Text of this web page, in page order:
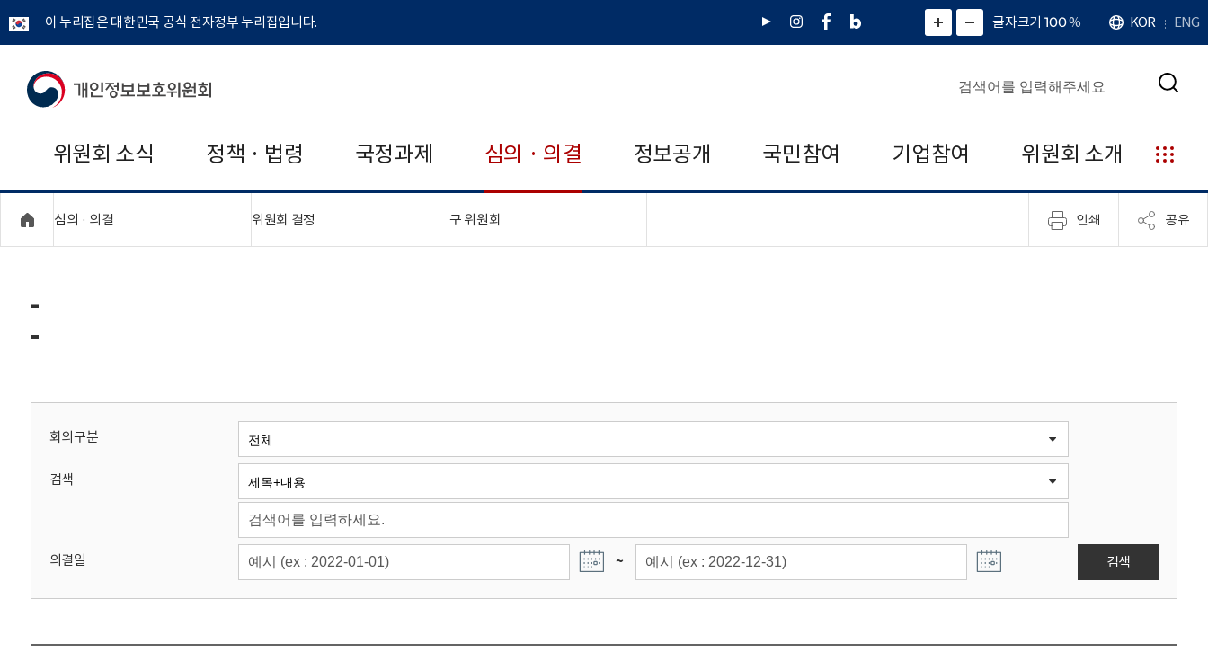
이 누리집은 대한민국 공식 전자정부 누리집입니다.
유
인
페
네
그
)
화
면
면
소
확
대
치
글자크기 100%
언
어
KOR ENG
개
보
보
위
회
통
합
검
색
검
위원회 소식 정책 · 법령 국정과제 심의 · 의결 정보공개 국민참여 기업참여 위원회 소개
누
리
집
안
심의 · 의결 위원회 결정 구 위원회 인쇄 공유
-
회의구분
검색
의결일 ~ 검색